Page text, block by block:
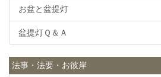
お盆と盆提灯
盆提灯Ｑ＆Ａ
法事・法要・お彼岸